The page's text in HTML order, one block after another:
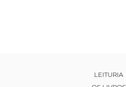
LEITURIA